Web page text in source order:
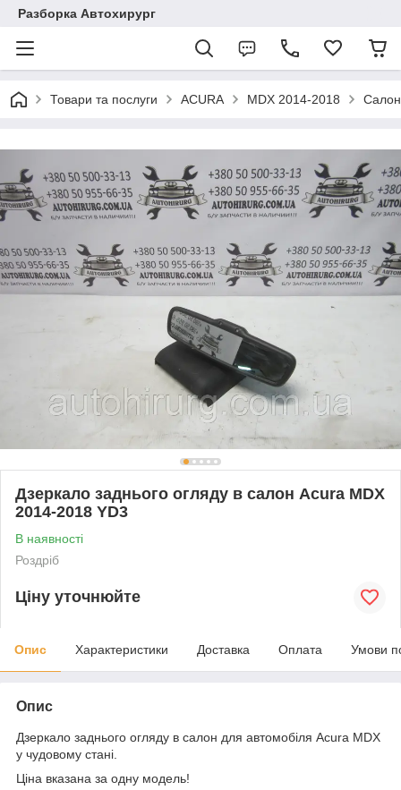
Разборка Автохирург
Товари та послуги ACURA MDX 2014-2018
Дзеркало заднього огляду в салон Acura MDX
2014-2018 YD3
В наявності
Роздріб
Ціну уточнюйте
Опис Характеристики Доставка Оплата Умови
Опис
Дзеркало заднього огляду в салон для автомобіля Acura MDX
у чудовому стані.
Ціна вказана за одну модель!